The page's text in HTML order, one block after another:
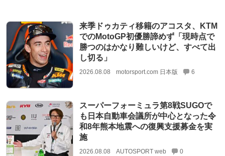
来季ドゥカティ移籍のアコスタ、KTM
でのMotoGP初優勝諦めず「現時点で
勝つのはかなり難しいけど、すべて出
し切る」
2026.08.08 motorsport.com 日本版 6
スーパーフォーミュラ第8戦SUGOで
も日本自動車会議所が中心となった令
和8年熊本地震への復興支援募金を実
施
2026.08.08 AUTOSPORT web 0